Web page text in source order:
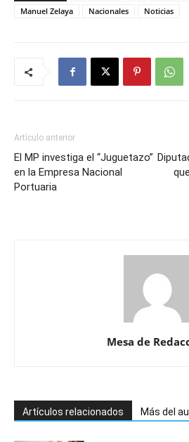
Manuel Zelaya
Nacionales Noticias
Artículo anterior
El MP investiga el “Juguetazo”
en la Empresa Nacional
Portuaria
Mesa de
Artículos relacionados Más del